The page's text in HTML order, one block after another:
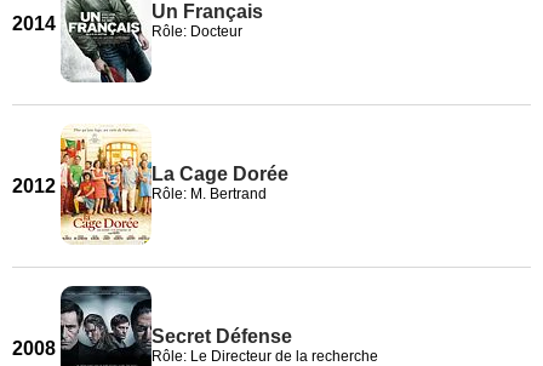
2014
Un Français
Rôle: Docteur
2012
La Cage Dorée
Rôle: M. Bertrand
2008
Secret Défense
Rôle: Le Directeur de la recherche